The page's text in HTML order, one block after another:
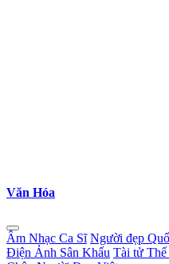
Văn Hóa
Âm Nhạc Ca Sĩ Người đẹp
Điện Ảnh Sân Khấu Tài tử Thế